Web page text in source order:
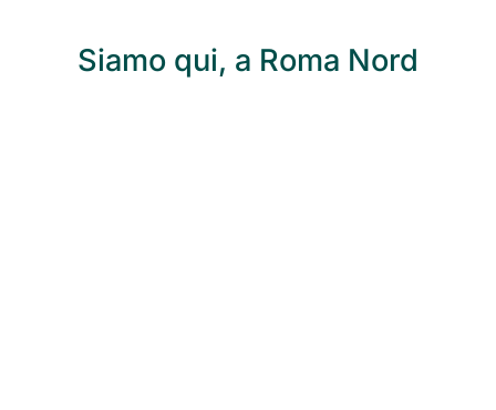
Siamo qui, a Roma Nord